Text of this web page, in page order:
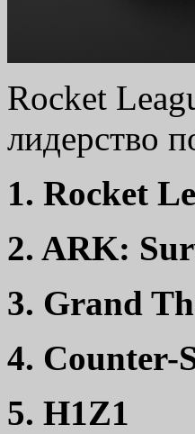
Rocket
лидерство
1. Rocket
2. ARK:
3. Grand
4. Counter-
5. H1Z1